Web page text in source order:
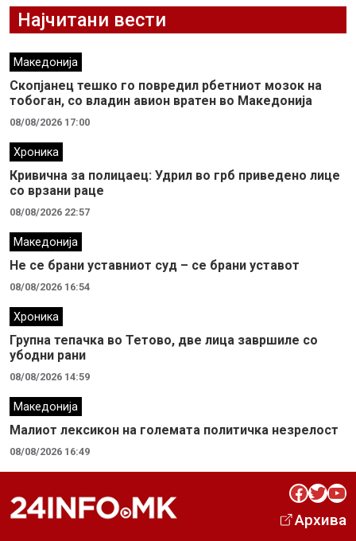
Најчитани вести
Македонија
Скопјанец тешко го повредил рбетниот мозок на
тобоган, со владин авион вратен во Македонија
08/08/2026 17:00
Хроника
Кривична за полицаец: Удрил во грб приведено лице
со врзани раце
08/08/2026 22:57
Македонија
Не се брани уставниот суд – се брани уставот
08/08/2026 16:54
Хроника
Групна тепачка во Тетово, две лица завршиле со
убодни рани
08/08/2026 14:59
Македонија
Малиот лексикон на големата политичка незрелост
08/08/2026 16:49
Facebook Twitter YouTube
Архива